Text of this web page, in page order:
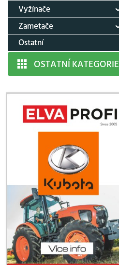
Vyžínače
Zametače
Ostatní
OSTATNÍ KATEGORIE